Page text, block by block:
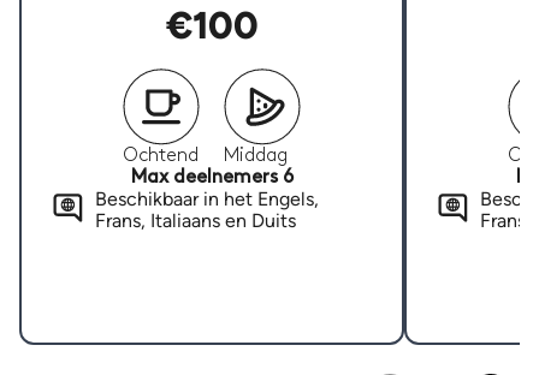
€100
Ochtend
Middag
Max deelnemers 6
Beschikbaar in het Engels,
Frans, Italiaans en Duits
Frans,